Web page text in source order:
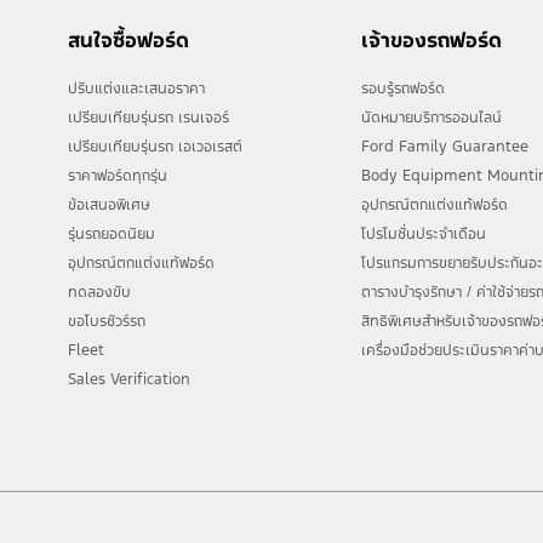
รายละเอียดโปรแกรม Ford Care+ และ เอกสารประกอบการรับสิทธิ์โปรโมชั่น
หมายเหตุ : จองและรับรถตั้งแต่ วันที่ 1 กรกฎาคม 2569 เป็นต้นไป
สนใจซื้อฟอร์ด
ปรับแต่งและเสนอราคา
เปรียบเทียบรุ่นรถ เรนเจอร์
เปรียบเทียบรุ่นรถ เอเวอเรสต์
ราคาฟอร์ดทุกรุ่น
ข้อเสนอพิเศษ
รุ่นรถยอดนิยม
อุปกรณ์ตกแต่งแท้ฟอร์ด
ทดลองขับ
ขอโบรชัวร์รถ
Fleet
Sales Verification
เจ้าของรถฟอร์ด
รอบรู้รถฟอร์ด
นัดหมายบริการออนไลน์
Ford Family Guarantee
Body Equipment
อุปกรณ์ตกแต่งแท้ฟอร์ด
โปรโมชั่นประจำเดือน
โปรแกรมการขยายรับประกัน
ตารางบำรุงรักษา / ค่าใช้จ่าย
สิทธิพิเศษสำหรับเจ้าของรถฟ
เครื่องมือช่วยประเมินราคาค่า